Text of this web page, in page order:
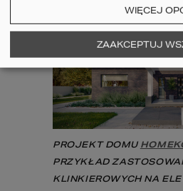
PROJEKT DOMU
PRZYKŁAD
KLINKIEROWYCH NA
WIĘCEJ
ZAAKCEPTUJ